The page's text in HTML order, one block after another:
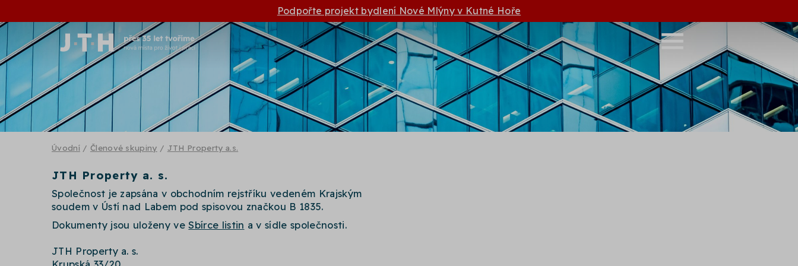
Podpořte projekt bydlení Nové Mlýny v Kutné Hoře
Úvodní / Členové skupiny / JTH Property a.s.
JTH Property a. s.
Společnost je zapsána v obchodním rejstříku vedeném Krajským
soudem v Ústí nad Labem pod spisovou značkou B 1835.
Dokumenty jsou uloženy veSbírce listin a v sídle společnosti.
JTH Property a. s.